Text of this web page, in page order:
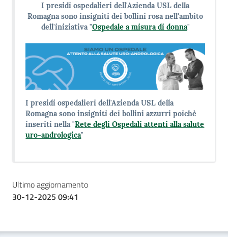
I presidi ospedalieri dell'Azienda USL della
Romagna sono insigniti dei bollini rosa nell'ambito
dell'iniziativa "Ospedale a misura di donna"
I presidi ospedalieri dell'Azienda USL della
Romagna sono insigniti dei bollini azzurri poichè
inseriti nella "Rete degli Ospedali attenti alla salute
uro-andrologica"
Ultimo aggiornamento
30-12-2025 09:41